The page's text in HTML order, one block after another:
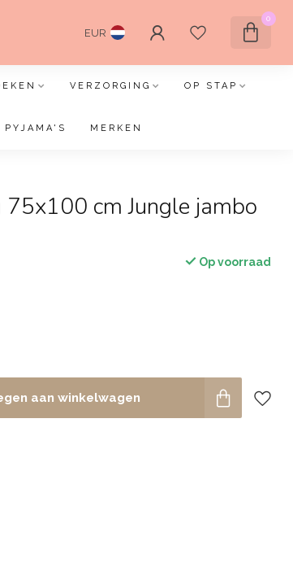
EUR
0
VERZORGING OP STAP
PYJAMA'S MERKEN
75x100 cm Jungle jambo
Op voorraad
aan winkelwagen